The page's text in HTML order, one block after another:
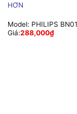
HƠN
Model: PHILIPS
Giá:288,000₫